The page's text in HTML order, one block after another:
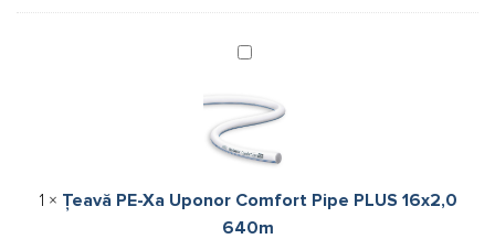
W
fost:
Țeavă
Xa
Uponor
Comfort
PLUS
16x2,0
1 × Țeavă PE-Xa Uponor Comfort Pipe PLUS 16x2,0
640m